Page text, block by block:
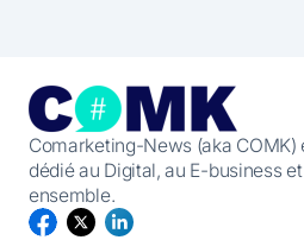
Comarketing-News (aka
dédié au Digital, au E-business
ensemble.